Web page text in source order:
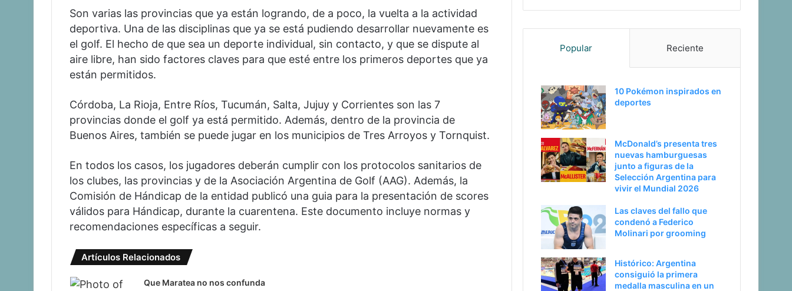
Son varias las provincias que ya están logrando, de a poco, la vuelta a la actividad
deportiva. Una de las disciplinas que ya se está pudiendo desarrollar nuevamente es
el golf. El hecho de que sea un deporte individual, sin contacto, y que se dispute al
aire libre, han sido factores claves para que esté entre los primeros deportes que ya
están permitidos.
Córdoba, La Rioja, Entre Ríos, Tucumán, Salta, Jujuy y Corrientes son las 7
provincias donde el golf ya está permitido. Además, dentro de la provincia de
Buenos Aires, también se puede jugar en los municipios de Tres Arroyos y Tornquist.
En todos los casos, los jugadores deberán cumplir con los protocolos sanitarios de
los clubes, las provincias y de la Asociación Argentina de Golf (AAG). Además, la
Comisión de Hándicap de la entidad publicó una guia para la presentación de scores
válidos para Hándicap, durante la cuarentena. Este documento incluye normas y
recomendaciones específicas a seguir.
Artículos Relacionados
Que Maratea no nos confunda
Popular Reciente
10 Pokémon inspirados en
deportes
McDonald’s presenta tres
nuevas hamburguesas
junto a figuras de la
Selección Argentina para
vivir el Mundial 2026
Las claves del fallo que
condenó a Federico
Molinari por grooming
Histórico: Argentina
consiguió la primera
medalla masculina en un